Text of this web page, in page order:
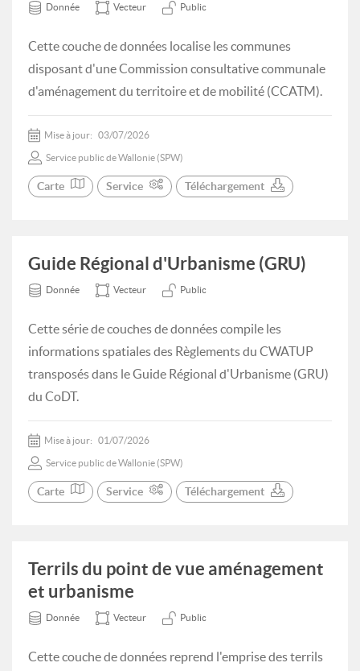
Donnée Vecteur Public
Cette couche de données localise les communes
disposant d'une Commission consultative communale
d'aménagement du territoire et de mobilité (CCATM).
Mise à jour: 03/07/2026
Service public de Wallonie (SPW)
Carte Service Téléchargement
Guide Régional d'Urbanisme (GRU)
Donnée Vecteur Public
Cette série de couches de données compile les
informations spatiales des Règlements du CWATUP
transposés dans le Guide Régional d'Urbanisme (GRU)
du CoDT.
Mise à jour: 01/07/2026
Service public de Wallonie (SPW)
Carte Service Téléchargement
Terrils du point de vue aménagement
et urbanisme
Donnée Vecteur Public
Cette couche de données reprend l'emprise des terrils